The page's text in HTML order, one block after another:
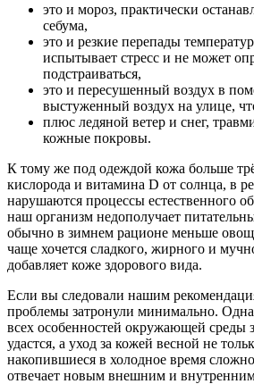
это и мороз, практически
себума,
это и резкие перепады
испытывает стресс и не может
подстраиваться,
это и пересушенный воздух в
выстуженный воздух на улице,
плюс ледяной ветер и снег,
кожные покровы.
К тому же под одеждой кожа больше
кислорода и витамина D от солнца, в
нарушаются процессы естественного
наш организм недополучает
обычно в зимнем рационе меньше
чаще хочется сладкого, жирного и
добавляет коже здорового вида.
Если вы следовали нашим
проблемы затронули минимально.
всех особенностей окружающей среды
удастся, а уход за кожей весной не
накопившиеся в холодное время
отвечает новым внешним и